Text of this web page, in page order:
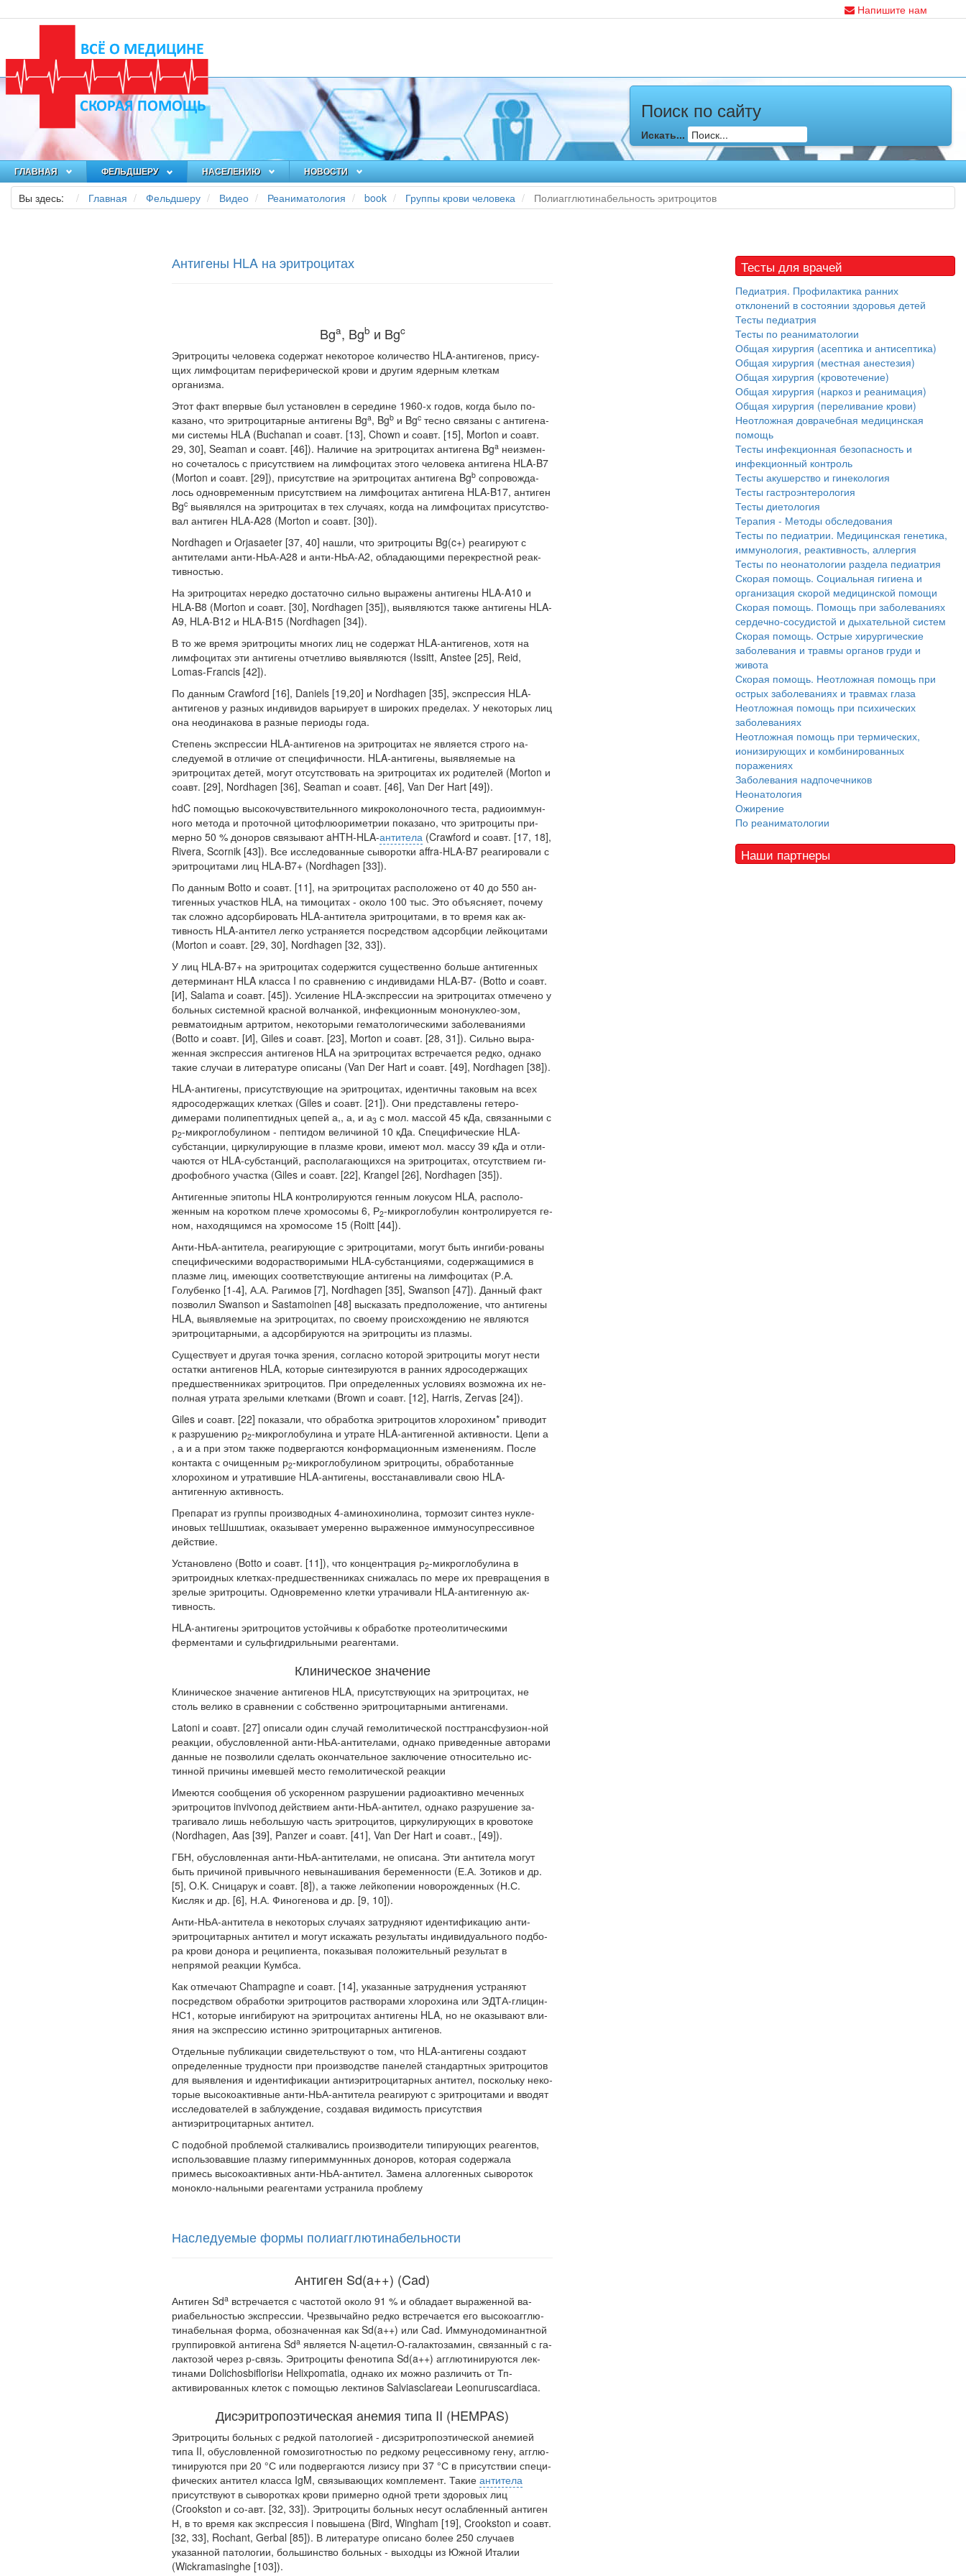
Напишите нам
Поиск по сайту
Искать...
ГЛАВНАЯ ФЕЛЬДШЕРУ НАСЕЛЕНИЮ НОВОСТИ
Вы здесь: Главная Фельдшеру Видео Реаниматология book Группы крови человека Полиагглютинабельность эритроцитов
Антигены HLA на эритроцитах
Bga, Bgb и Bgc
Эритроциты человека содержат некоторое количество HLA-антигенов, прису­
щих лимфоцитам периферической крови и другим ядерным клеткам
организма.
Этот факт впервые был установлен в середине 1960-х годов, когда было по­
казано, что эритроцитарные антигены Bga, Bgb и Bgc тесно связаны с антигена­
ми системы HLA (Buchanan и соавт. [13], Chown и соавт. [15], Morton и соавт.
29, 30], Seaman и соавт. [46]). Наличие на эритроцитах антигена Bga неизмен­
но сочеталось с присутствием на лимфоцитах этого человека антигена HLA-B7
(Morton и соавт. [29]), присутствие на эритроцитах антигена Bgb сопровожда­
лось одновременным присутствием на лимфоцитах антигена HLA-B17, антиген
Bgc выявлялся на эритроцитах в тех случаях, когда на лимфоцитах присутство­
вал антиген HLA-A28 (Morton и соавт. [30]).
Nordhagen и Orjasaeter [37, 40] нашли, что эритроциты Bg(c+) реагируют с
антителами анти-НЬА-А28 и анти-НЬА-А2, обладающими перекрестной реак­
тивностью.
На эритроцитах нередко достаточно сильно выражены антигены HLA-A10 и
HLA-B8 (Morton и соавт. [30], Nordhagen [35]), выявляются также антигены HLA-
A9, HLA-B12 и HLA-B15 (Nordhagen [34]).
В то же время эритроциты многих лиц не содержат HLA-антигенов, хотя на
лимфоцитах эти антигены отчетливо выявляются (Issitt, Anstee [25], Reid,
Lomas-Francis [42]).
По данным Crawford [16], Daniels [19,20] и Nordhagen [35], экспрессия HLA-
антигенов у разных индивидов варьирует в широких пределах. У некоторых лиц
она неодинакова в разные периоды года.
Степень экспрессии HLA-антигенов на эритроцитах не является строго на­
следуемой в отличие от специфичности. HLA-антигены, выявляемые на
эритро­цитах детей, могут отсутствовать на эритроцитах их родителей (Morton и
соавт. [29], Nordhagen [36], Seaman и соавт. [46], Van Der Hart [49]).
hdC помощью высокочувствительнного микроколоночного теста, радиоиммун­
ного метода и проточной цитофлюориметрии показано, что эритроциты при­
мерно 50 % доноров связывают aHTH-HLA-антитела (Crawford и соавт. [17, 18],
Rivera, Scornik [43]). Все исследованные сыворотки affra-HLA-B7 реагировали с
эритроцитами лиц HLA-B7+ (Nordhagen [33]).
По данным Botto и соавт. [11], на эритроцитах расположено от 40 до 550 ан­
тигенных участков HLA, на тимоцитах - около 100 тыс. Это объясняет, поче­му
так сложно адсорбировать HLA-антитела эритроцитами, в то время как ак­
тивность HLA-антител легко устраняется посредством адсорбции лейкоцитами
(Morton и соавт. [29, 30], Nordhagen [32, 33]).
У лиц HLA-B7+ на эритроцитах содержится существенно больше антиген­ных
детерминант HLA класса I по сравнению с индивидами HLA-B7- (Botto и соавт.
[И], Salama и соавт. [45]). Усиление HLA-экспрессии на эритроцитах от­мечено у
больных системной красной волчанкой, инфекционным мононуклео-зом,
ревматоидным артритом, некоторыми гематологическими заболеваниями
(Botto и соавт. [И], Giles и соавт. [23], Morton и соавт. [28, 31]). Сильно выра­
женная экспрессия антигенов HLA на эритроцитах встречается редко, однако
такие случаи в литературе описаны (Van Der Hart и соавт. [49], Nordhagen [38]).
HLA-антигены, присутствующие на эритроцитах, идентичны таковым на всех
ядросодержащих клетках (Giles и соавт. [21]). Они представлены гетеро-
димерами полипептидных цепей а,, а, и а3 с мол. массой 45 кДа, связанными с
р2-микроглобулином - пептидом величиной 10 кДа. Специфические HLA-
субстанции, циркулирующие в плазме крови, имеют мол. массу 39 кДа и отли­
чаются от HLA-субстанций, располагающихся на эритроцитах, отсутствием ги­
дрофобного участка (Giles и соавт. [22], Krangel [26], Nordhagen [35]).
Антигенные эпитопы HLA контролируются генным локусом HLA, располо­
женным на коротком плече хромосомы 6, Р2-микроглобулин контролируется ге­
ном, находящимся на хромосоме 15 (Roitt [44]).
Анти-НЬА-антитела, реагирующие с эритроцитами, могут быть ингиби-рованы
специфическими водорастворимыми HLA-субстанциями, содержа­щимися в
плазме лиц, имеющих соответствующие антигены на лимфоцитах (Р.А.
Голубенко [1-4], А.А. Рагимов [7], Nordhagen [35], Swanson [47]). Данный факт
позволил Swanson и Sastamoinen [48] высказать предположение, что анти­гены
HLA, выявляемые на эритроцитах, по своему происхождению не являются
эритроцитарными, а адсорбируются на эритроциты из плазмы.
Существует и другая точка зрения, согласно которой эритроциты могут не­сти
остатки антигенов HLA, которые синтезируются в ранних ядросодержащих
предшественниках эритроцитов. При определенных условиях возможна их не­
полная утрата зрелыми клетками (Brown и соавт. [12], Harris, Zervas [24]).
Giles и соавт. [22] показали, что обработка эритроцитов хлорохином* при­водит
к разрушению р2-микроглобулина и утрате HLA-антигенной активно­сти. Цепи а
, а и а при этом также подвергаются конформационным измене­ниям. После
контакта с очищенным р2-микроглобулином эритроциты, обрабо­танные
хлорохином и утратившие HLA-антигены, восстанавливали свою HLA-
антигенную активность.
Препарат из группы производных 4-аминохинолина, тормозит синтез нукле-
иновых теШшштиак, оказывает умеренно выраженное иммуносупрессивное
действие.
Установлено (Botto и соавт. [11]), что концентрация р2-микроглобулина в
эритроидных клетках-предшественниках снижалась по мере их превращения в
зрелые эритроциты. Одновременно клетки утрачивали HLA-антигенную ак­
тивность.
HLA-антигены эритроцитов устойчивы к обработке протеолитическими
ферментами и сульфгидрильными реагентами.
Клиническое значение
Клиническое значение антигенов HLA, присутствующих на эритроцитах, не
столь велико в сравнении с собственно эритроцитарными антигенами.
Latoni и соавт. [27] описали один случай гемолитической посттрансфузион-ной
реакции, обусловленной анти-НЬА-антителами, однако приведенные авто­рами
данные не позволили сделать окончательное заключение относительно ис­
тинной причины имевшей место гемолитической реакции
Имеются сообщения об ускоренном разрушении радиоактивно меченных
эритроцитов invivoпод действием анти-НЬА-антител, однако разрушение за­
трагивало лишь небольшую часть эритроцитов, циркулирующих в кровотоке
(Nordhagen, Aas [39], Panzer и соавт. [41], Van Der Hart и соавт., [49]).
ГБН, обусловленная анти-НЬА-антителами, не описана. Эти антитела мо­гут
быть причиной привычного невынашивания беременности (Е.А. Зотиков и др.
[5], O.K. Сницарук и соавт. [8]), а также лейкопении новорожденных (Н.С.
Кисляк и др. [6], Н.А. Финогенова и др. [9, 10]).
Анти-НЬА-антитела в некоторых случаях затрудняют идентификацию анти-
эритроцитарных антител и могут искажать результаты индивидуального подбо­
ра крови донора и реципиента, показывая положительный результат в
непрямой реакции Кумбса.
Как отмечают Champagne и соавт. [14], указанные затруднения устраняют
посредством обработки эритроцитов растворами хлорохина или ЭДТА-глицин-
НС1, которые ингибируют на эритроцитах антигены HLA, но не оказывают вли­
яния на экспрессию истинно эритроцитарных антигенов.
Отдельные публикации свидетельствуют о том, что HLA-антигены создают
определенные трудности при производстве панелей стандартных эритроцитов
для выявления и идентификации антиэритроцитарных антител, поскольку неко­
торые высокоактивные анти-НЬА-антитела реагируют с эритроцитами и вводят
исследователей в заблуждение, создавая видимость присутствия
антиэритроци­тарных антител.
С подобной проблемой сталкивались производители типирующих реагентов,
использовавшие плазму гипериммуннных доноров, которая содержала
примесь высокоактивных анти-НЬА-антител. Замена аллогенных сывороток
монокло-нальными реагентами устранила проблему
Наследуемые формы полиагглютинабельности
Антиген Sd(a++) (Cad)
Антиген Sda встречается с частотой около 91 % и обладает выраженной ва­
риабельностью экспрессии. Чрезвычайно редко встречается его высокоагглю-
тинабельная форма, обозначенная как Sd(a++) или Cad. Иммунодоминантной
группировкой антигена Sda является N-ацетил-О-галактозамин, связанный с га­
лактозой через р-связь. Эритроциты фенотипа Sd(a++) агглютинируются лек-
тинами Dolichosbiflorisи Helixpomatia, однако их можно различить от Тп-
активированных клеток с помощью лектинов Salviasclareaи Leonuruscardiaca.
Дисэритропоэтическая анемия типа II (HEMPAS)
Эритроциты больных с редкой патологией - дисэритропоэтической анемией
типа II, обусловленной гомозиготностью по редкому рецессивному гену, агглю­
тинируются при 20 °С или подвергаются лизису при 37 °С в присутствии специ­
фических антител класса IgM, связывающих комплемент. Такие антитела
присут­ствуют в сыворотках крови примерно одной трети здоровых лиц
(Crookston и со-авт. [32, 33]). Эритроциты больных несут ослабленный антиген
Н, в то время как экспрессия i повышена (Bird, Wingham [19], Crookston и соавт.
[32, 33], Rochant, Gerbal [85]). В литературе описано более 250 случаев
указанной патологии, боль­шинство больных - выходцы из Южной Италии
(Wickramasinghe [103]).
Тесты для врачей
Педиатрия. Профилактика ранних
отклонений в состоянии здоровья детей
Тесты педиатрия
Тесты по реаниматологии
Общая хирургия (асептика и антисептика)
Общая хирургия (местная анестезия)
Общая хирургия (кровотечение)
Общая хирургия (наркоз и реанимация)
Общая хирургия (переливание крови)
Неотложная доврачебная медицинская
помощь
Тесты инфекционная безопасность и
инфекционный контроль
Тесты акушерство и гинекология
Тесты гастроэнтерология
Тесты диетология
Терапия - Методы обследования
Тесты по педиатрии. Медицинская генетика,
иммунология, реактивность, аллергия
Тесты по неонатологии раздела педиатрия
Скорая помощь. Социальная гигиена и
организация скорой медицинской помощи
Скорая помощь. Помощь при заболеваниях
сердечно-сосудистой и дыхательной систем
Скорая помощь. Острые хирургические
заболевания и травмы органов груди и
живота
Скорая помощь. Неотложная помощь при
острых заболеваниях и травмах глаза
Неотложная помощь при психических
заболеваниях
Неотложная помощь при термических,
ионизирующих и комбинированных
поражениях
Заболевания надпочечников
Неонатология
Ожирение
По реаниматологии
Наши партнеры